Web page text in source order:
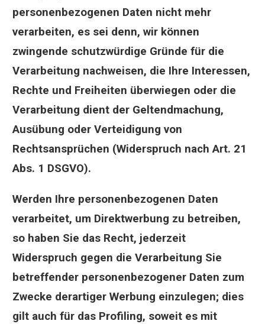
personenbezogenen Daten nicht mehr
verarbeiten, es sei denn, wir können
zwingende schutzwürdige Gründe für die
Verarbeitung nachweisen, die Ihre Interessen,
Rechte und Freiheiten überwiegen oder die
Verarbeitung dient der Geltendmachung,
Ausübung oder Verteidigung von
Rechtsansprüchen (Widerspruch nach Art. 21
Abs. 1 DSGVO).
Werden Ihre personenbezogenen Daten
verarbeitet, um Direktwerbung zu betreiben,
so haben Sie das Recht, jederzeit
Widerspruch gegen die Verarbeitung Sie
betreffender personenbezogener Daten zum
Zwecke derartiger Werbung einzulegen; dies
gilt auch für das Profiling, soweit es mit